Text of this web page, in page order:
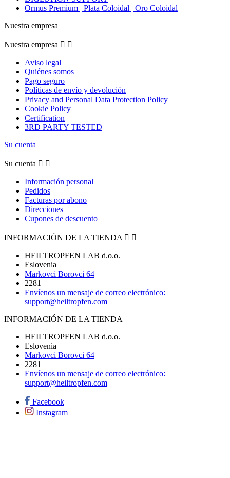
Ormus Premium | Plata Coloidal | Oro Coloidal
Nuestra empresa
Nuestra empresa  
Aviso legal
Quiénes somos
Pago seguro
Políticas de envío y devolución
Privacy and Personal Data Protection Policy
Cookie Policy
Certification
3RD PARTY TESTED
Su cuenta
Su cuenta  
Información personal
Pedidos
Facturas por abono
Direcciones
Cupones de descuento
INFORMACIÓN DE LA TIENDA  
HEILTROPFEN LAB d.o.o.
Eslovenia
Markovci Borovci 64
2281
Envíenos un mensaje de correo electrónico:
support@heiltropfen.com
INFORMACIÓN DE LA TIENDA
HEILTROPFEN LAB d.o.o.
Eslovenia
Markovci Borovci 64
2281
Envíenos un mensaje de correo electrónico:
support@heiltropfen.com
Facebook
Instagram